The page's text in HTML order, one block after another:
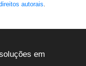
autorais.
em